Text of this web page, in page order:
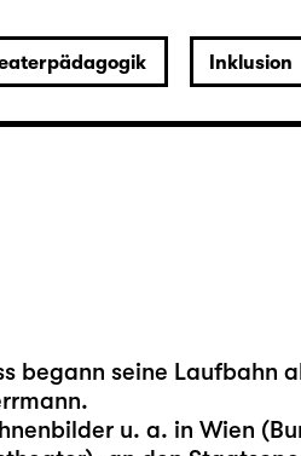
Inklusion
begann seine Laufbahn
u. a. in Wien